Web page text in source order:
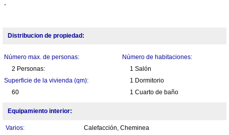
-
Distribucion de propiedad:
Número max. de personas:
2 Personas:
Superficie de la vivienda (qm):
60
Número de habitaciones:
1 Salón
1 Dormitorio
1 Cuarto de baño
Equipamiento interior:
Varios:
Calefacción, Cheminea